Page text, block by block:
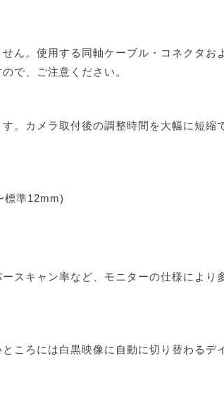
ん。使用する同軸ケーブル・コネクタお
で、ご注意ください。
。カメラ取付後の調整時間を大幅に短縮
標準12mm)
スキャン率など、モニターの仕様により
ころには白黒映像に自動に切り替わるデ